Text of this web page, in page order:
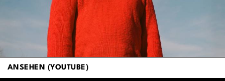
ANSEHEN (YOUTUBE)